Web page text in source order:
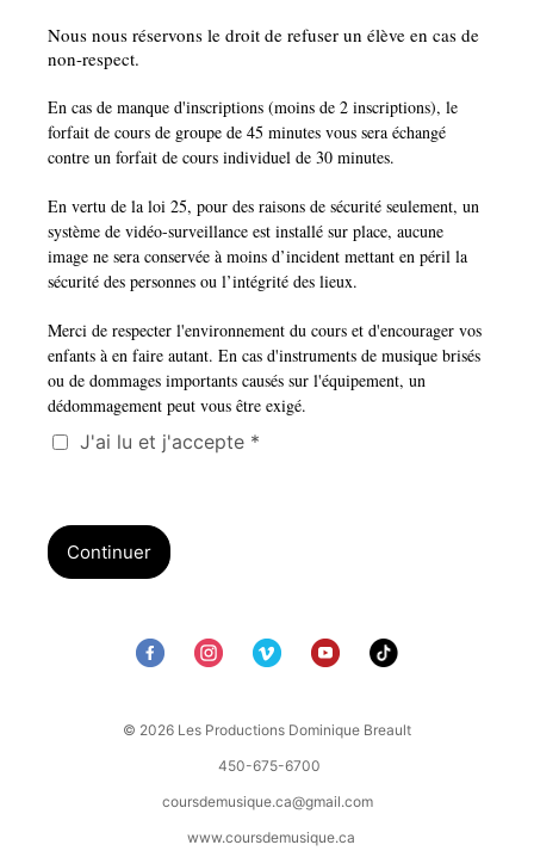
Nous nous réservons le droit de refuser un élève en cas de
non-respect.
En cas de manque d'inscriptions (moins de 2 inscriptions), le
forfait de cours de groupe de 45 minutes vous sera échangé
contre un forfait de cours individuel de 30 minutes.
En vertu de la loi 25, pour des raisons de sécurité seulement, un
système de vidéo-surveillance est installé sur place, aucune
image ne sera conservée à moins d’incident mettant en péril la
sécurité des personnes ou l’intégrité des lieux.
Merci de respecter l'environnement du cours et d'encourager vos
enfants à en faire autant. En cas d'instruments de musique brisés
ou de dommages importants causés sur l'équipement, un
dédommagement peut vous être exigé.
J'ai lu et j'accepte *
Continuer
© 2026 Les Productions Dominique Breault
450-675-6700
coursdemusique.ca@gmail.com
www.coursdemusique.ca